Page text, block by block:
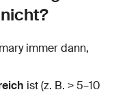
immer dann,
ist (z. B. > 5–10